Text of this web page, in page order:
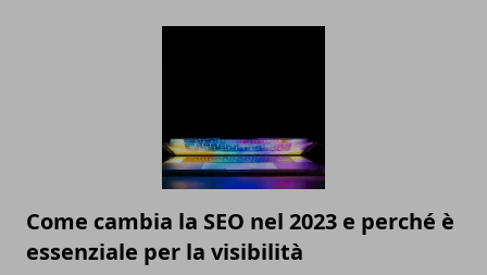
Come cambia la SEO nel 2023 e perché è
essenziale per la visibilità